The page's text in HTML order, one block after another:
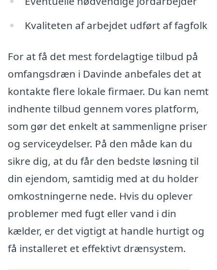
Kvaliteten af arbejdet udført af fagfolk
For at få det mest fordelagtige tilbud på
omfangsdræn i Davinde anbefales det at
kontakte flere lokale firmaer. Du kan nemt
indhente tilbud gennem vores platform,
som gør det enkelt at sammenligne priser
og serviceydelser. På den måde kan du
sikre dig, at du får den bedste løsning til
din ejendom, samtidig med at du holder
omkostningerne nede. Hvis du oplever
problemer med fugt eller vand i din
kælder, er det vigtigt at handle hurtigt og
få installeret et effektivt drænsystem.